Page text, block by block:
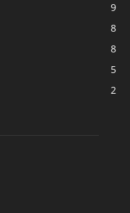
9
8
8
5
2